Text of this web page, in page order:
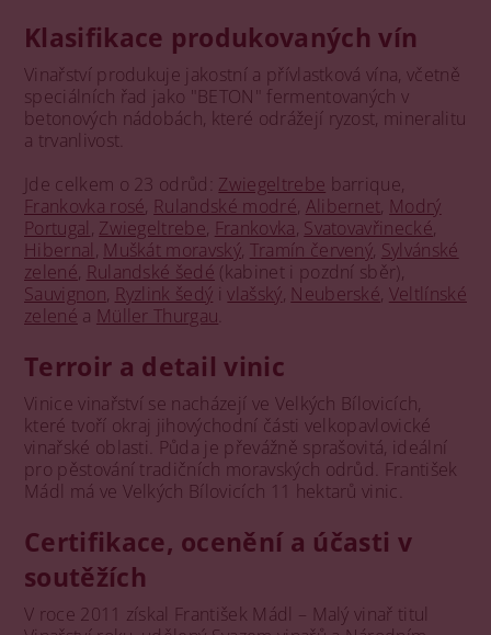
Klasifikace produkovaných vín
Vinařství produkuje jakostní a přívlastková vína, včetně
speciálních řad jako "BETON" fermentovaných v
betonových nádobách, které odrážejí ryzost, mineralitu
a trvanlivost.
Jde celkem o 23 odrůd: Zwiegeltrebe barrique,
Frankovka rosé, Rulandské modré, Alibernet, Modrý
Portugal, Zwiegeltrebe, Frankovka, Svatovavřinecké,
Hibernal, Muškát moravský, Tramín červený, Sylvánské
zelené, Rulandské šedé (kabinet i pozdní sběr),
Sauvignon, Ryzlink šedý ivlašský, Neuberské, Veltlínské
zelené a Müller Thurgau
Terroir a detail vinic
Vinice vinařství se nacházejí ve Velkých Bílovicích,
které tvoří okraj jihovýchodní části velkopavlovické
vinařské oblasti. Půda je převážně sprašovitá, ideální
pro pěstování tradičních moravských odrůd. František
Mádl má ve Velkých Bílovicích 11 hektarů vinic.
Certifikace, ocenění a účasti v
soutěžích
V roce 2011 získal František Mádl – Malý vinař titul